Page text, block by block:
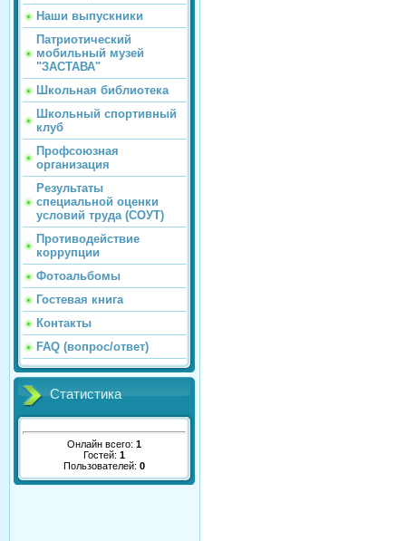
Наши выпускники
Патриотический
мобильный музей
"ЗАСТАВА"
Школьная библиотека
Школьный спортивный
клуб
Профсоюзная
организация
Результаты
специальной оценки
условий труда (СОУТ)
Противодействие
коррупции
Фотоальбомы
Гостевая книга
Контакты
FAQ (вопрос/ответ)
Статистика
Онлайн всего: 1
Гостей: 1
Пользователей: 0